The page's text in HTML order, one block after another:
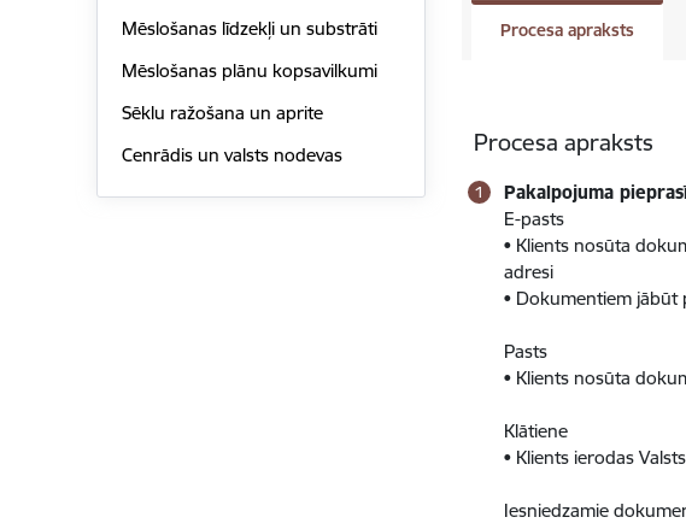
Mēslošanas līdzekļi un substrāti
Mēslošanas plānu kopsavilkumi
Sēklu ražošana un aprite
Cenrādis un valsts nodevas
Procesa apraksts
Procesa apraksts
Pakalpojuma
E-pasts
• Klients nosūta
adresi
• Dokumentiem
Pasts
• Klients nosūta
Klātiene
• Klients ierodas
Iesniedzamie